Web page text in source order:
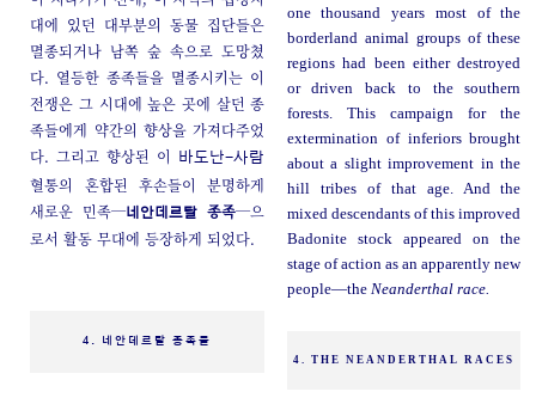
대에 있던 대부분의 동물 집단들은
멸종되거나 남쪽 숲 속으로 도망쳤
다. 열등한 종족들을 멸종시키는 이
전쟁은 그 시대에 높은 곳에 살던 종
족들에게 약간의 향상을 가져다주었
다. 그리고 향상된 이
바도난-사람
혈통의 혼합된 후손들이 분명하게
새로운 민족─ 네안데르탈 종족─으
로서 활동 무대에 등장하게 되었다.
one thousand years most of the
borderland animal groups of these
regions had been either destroyed
or driven back to the southern
forests. This campaign for the
extermination of inferiors brought
about a slight improvement in the
hill tribes of that age. And the
mixed descendants of this improved
Badonite stock appeared on the
stage of action as an apparently new
people—the Neanderthal race.
4. 네안데르탈 종족들
4. THE NEANDERTHAL RACES